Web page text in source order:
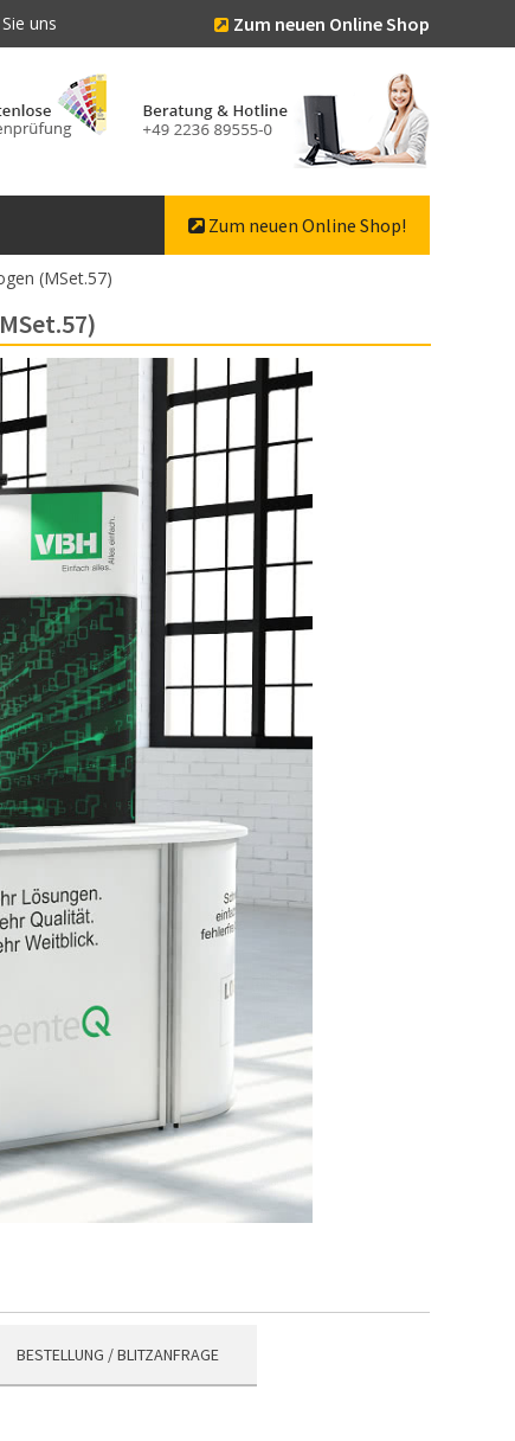
uns Zum neuen Online Shop
Zum neuen Online Shop!
(MSet.57)
BESTELLUNG / BLITZANFRAGE